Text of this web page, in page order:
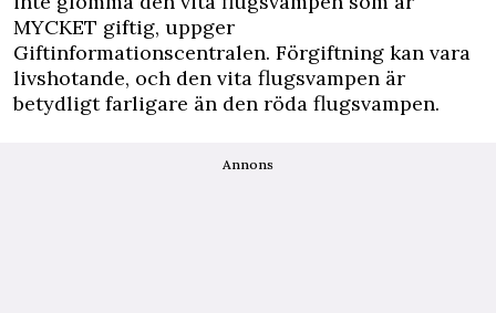
MYCKET giftig, uppger
Giftinformationscentralen. Förgiftning kan vara
livshotande, och den vita flugsvampen är
betydligt farligare än den röda flugsvampen.
Annons